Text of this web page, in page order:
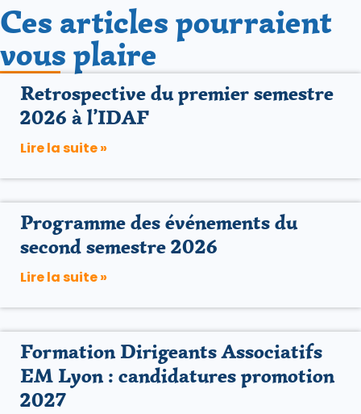
Ces articles pourraient
vous plaire
Retrospective du premier semestre
2026 à l’IDAF
Lire la suite »
Programme des événements du
second semestre 2026
Lire la suite »
Formation Dirigeants Associatifs
EM Lyon : candidatures promotion
2027